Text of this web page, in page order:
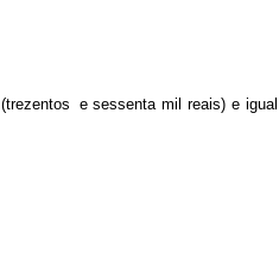
(trezentos e sessenta mil reais) e igual